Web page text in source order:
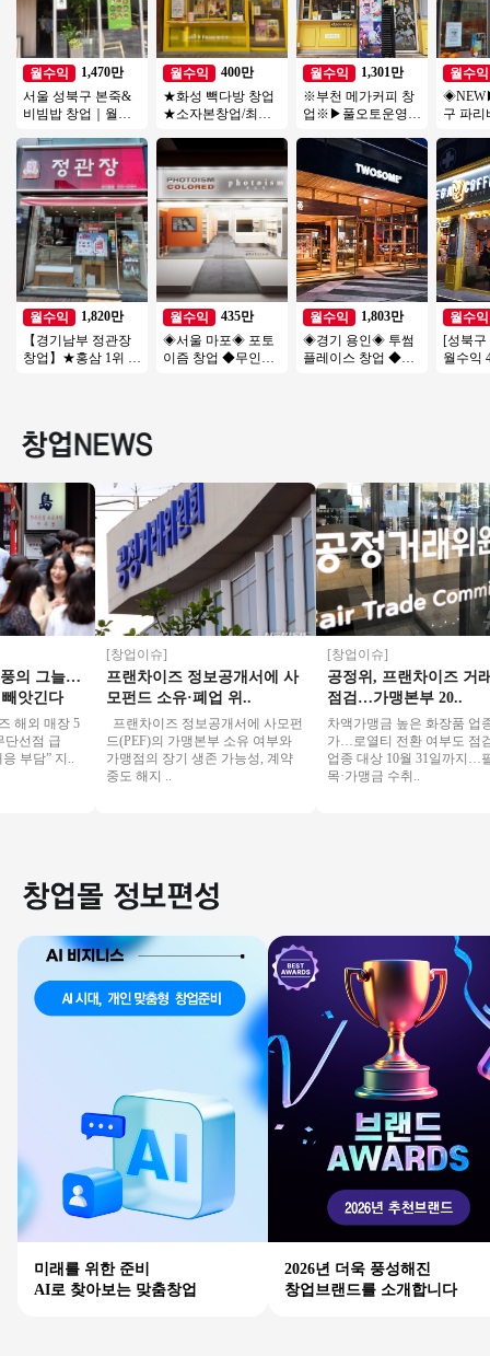
월수익
1,470만
서울 성북구 본죽&
비빔밥 창업｜월매
1억5천 창업 분석
월수익
1,820만
【경기남부 정관장
창업】★홍삼 1위 브
월수익
400만
★화성 빽다방 창업
★소자본창업/최신
대단지아파트/초보
창업
월수익
435만
◈서울 마포◈ 포토
이즘 창업 ◆무인사
월수익
1,301만
※부천 메가커피 창
업※▶풀오토운영◀
장/초보창업/여성창
월수익
1,803만
◈경기 용인◈ 투썸
플레이스 창업 ◆리
월수익
구 파리
↑／고
월수익
[성북
월수익
그늘…
긴다
매장 5
점 급
담” 지..
[창업이슈]
프랜차이즈 정보공개서에 사
모펀드 소유·폐업 위..
프랜차이즈 정보공개서에 사모펀
드(PEF)의 가맹본부 소유 여부와
가맹점의 장기 생존 가능성, 계약
중도 해지 ..
[창업이슈]
공정위, 프랜차이즈 거래관
점검…가맹본부 20..
차액가맹금 높은 화장품 업종 추
가…로열티 전환 여부도 점검
업종 대상 10월 31일까지…필수
목·가맹금 수취..
미래를 위한 준비
AI로 찾아보는 맞춤창업
2026년 더욱 풍성해진
창업브랜드를 소개합니다